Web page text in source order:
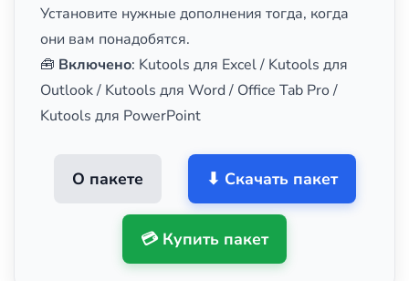
Установите нужные дополнения тогда, когда
они вам понадобятся.
🧰 Включено: Kutools для Excel / Kutools для
Outlook / Kutools для Word / Office Tab Pro /
Kutools для PowerPoint
О пакете ⬇ Скачать пакет
💳 Купить пакет